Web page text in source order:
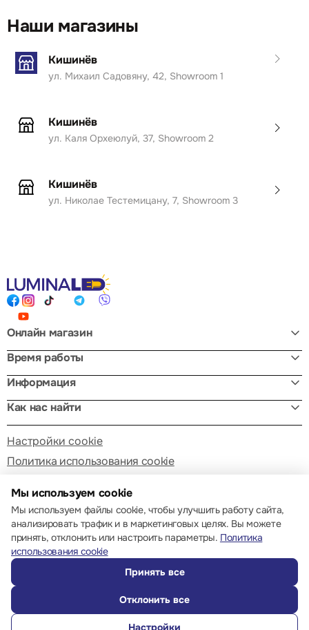
Наши магазины
Кишинёв
ул. Михаил Садовяну, 42, Showroom 1
Кишинёв
ул. Каля Орхеюлуй, 37, Showroom 2
Кишинёв
ул. Николае Тестемицану, 7, Showroom 3
Онлайн магазин
Время работы
Информация
Как нас найти
Настройки cookie
Политика использования cookie
© 2013 – 2026 ECOM
Мы используем cookie
Мы используем файлы cookie, чтобы улучшить работу сайта,
анализировать трафик и в маркетинговых целях. Вы можете
принять, отклонить или настроить параметры. Политика
использования cookie
Принять все
Отклонить все
Настройки